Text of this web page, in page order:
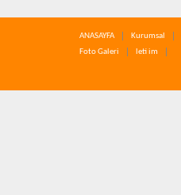
ANASAYFA Kurumsal
Foto Galeri
leti im